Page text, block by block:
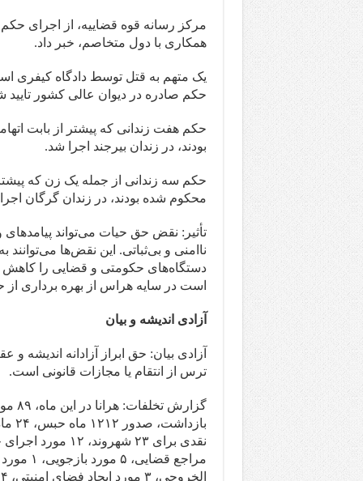
مرکز رسانه قوه قضاییه، از اجرای
همکاری با دول متخاصم، خبر داد.
یک متهم به قتل توسط دادگاه کیفری
حکم صادره در دیوان عالی کشور تایید
حکم هفت زندانی که پیشتر از بابت
بودند، در زندان بیرجند اجرا شد.
حکم سه زندانی از جمله یک زن که پیشتر
محکوم شده بودند، در زندان گرگان
تأثیر: نقض حق حیات می‌تواند
ناامنی و بی‌ثباتی. این نقض‌ها
دستگاه‌های حکومتی و قضایی را
است در سایه هراس از بهره برداری از
آزادی اندیشه و بیان
آزادی بیان: حق ابراز آزادانه اندیشه
ترس از انتقام یا مجازات قانونی است.